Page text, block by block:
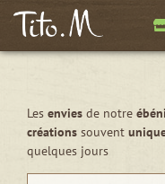
Passer
Les envies de notre
créations souvent
quelques jours